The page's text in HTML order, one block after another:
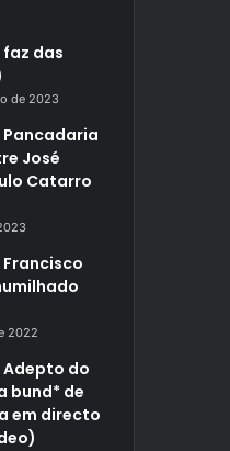
das
de 2023
José
Catarro
2022
do
bund* de
em directo